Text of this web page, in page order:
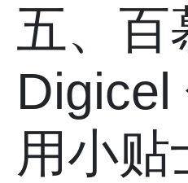
五、百
Digicel
用小贴